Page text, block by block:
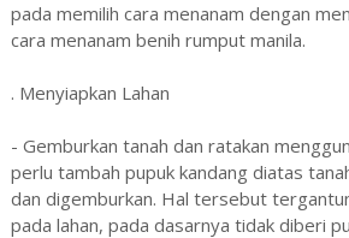
pada memilih cara menanam dengan
cara menanam benih rumput manila.
. Menyiapkan Lahan
- Gemburkan tanah dan ratakan
perlu tambah pupuk kandang diatas
dan digemburkan. Hal tersebut
pada lahan, pada dasarnya tidak diberi